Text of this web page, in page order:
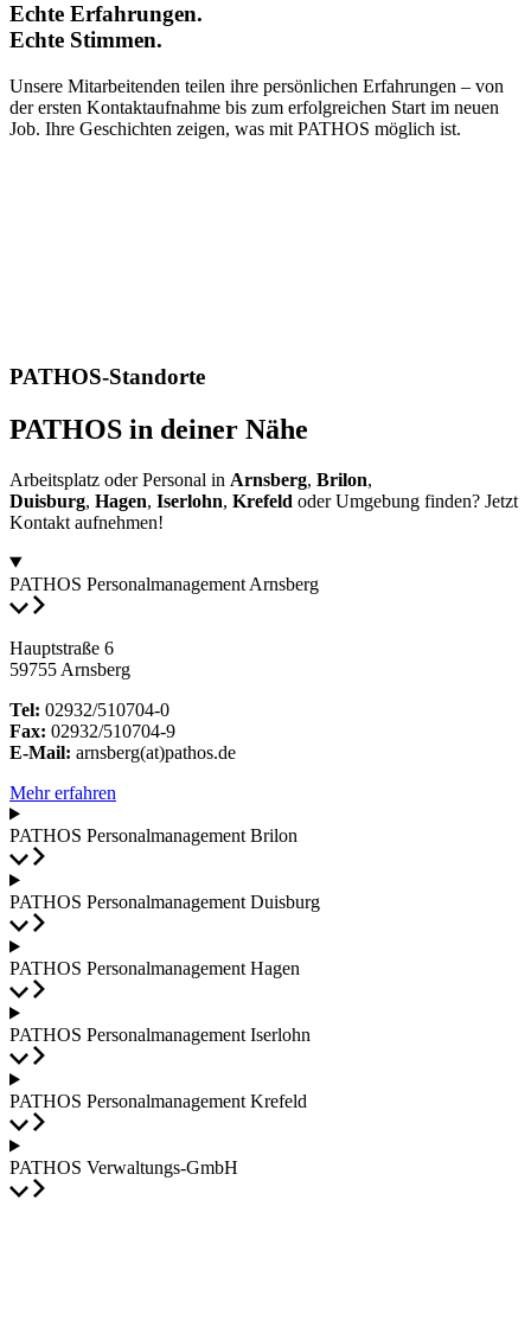
Echte Erfahrungen.
Echte Stimmen.
Unsere Mitarbeitenden teilen ihre persönlichen Erfahrungen – von
der ersten Kontaktaufnahme bis zum erfolgreichen Start im neuen
Job. Ihre Geschichten zeigen, was mit PATHOS möglich ist.
PATHOS-Standorte
PATHOS in deiner Nähe
Arbeitsplatz oder Personal in Arnsberg, Brilon,
Duisburg, Hagen, Iserlohn, Krefeld oder Umgebung finden? Jetzt
Kontakt aufnehmen!
PATHOS Personalmanagement Arnsberg
Hauptstraße 6
59755 Arnsberg
Tel: 02932/510704-0
Fax: 02932/510704-9
E-Mail: arnsberg(at)pathos.de
Mehr erfahren
PATHOS Personalmanagement Brilon
PATHOS Personalmanagement Duisburg
PATHOS Personalmanagement Hagen
PATHOS Personalmanagement Iserlohn
PATHOS Personalmanagement Krefeld
PATHOS Verwaltungs-GmbH